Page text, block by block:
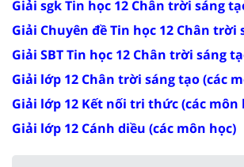
Giải sgk Tin học 12 Chân trời sáng
Giải Chuyên đề Tin học 12 Chân trời
Giải SBT Tin học 12 Chân trời sáng
Giải lớp 12 Chân trời sáng tạo (các
Giải lớp 12 Kết nối tri thức (các môn
Giải lớp 12 Cánh diều (các môn học)